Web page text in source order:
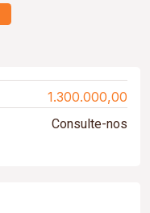
1.300.000,00
Consulte-nos